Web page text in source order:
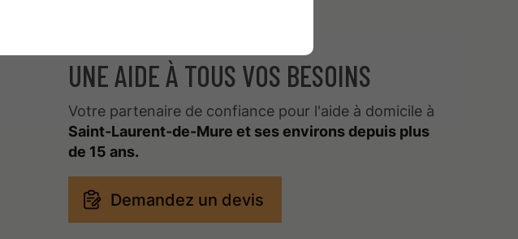
UNE AIDE À TOUS VOS BESOINS
Votre partenaire de confiance pour l'aide à domicile à
Saint-Laurent-de-Mure et ses environs depuis plus
de 15 ans.
Demandez un devis